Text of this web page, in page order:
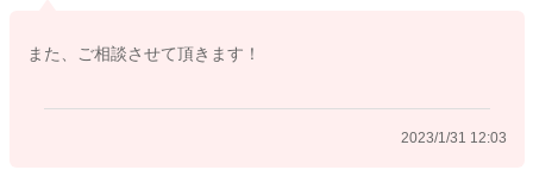
また、ご相談させて頂きます！
2023/1/31 12:03